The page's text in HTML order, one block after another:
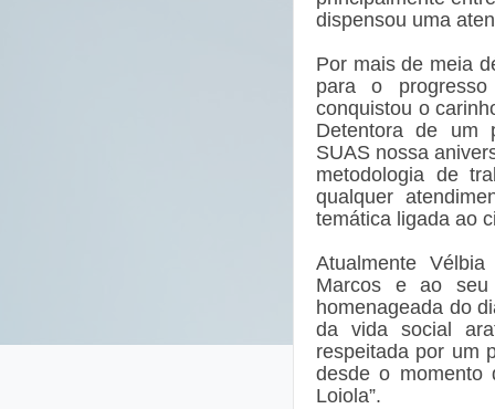
dispensou uma
Por mais de meia
para o
conquistou o
Detentora de um
SUAS nossa
metodologia de
qualquer
temática ligada ao
Atualmente
Marcos e ao
homenageada do
da vida social
respeitada por um
desde o momento
Loiola”.